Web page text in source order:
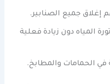
إغلاق جميع الصنابير.
المياه دون زيادة فعلية
في الحمامات والمطابخ.